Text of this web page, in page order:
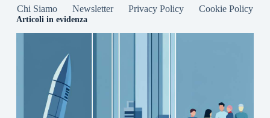
Chi Siamo Newsletter Privacy Policy Cookie Policy
Articoli in evidenza